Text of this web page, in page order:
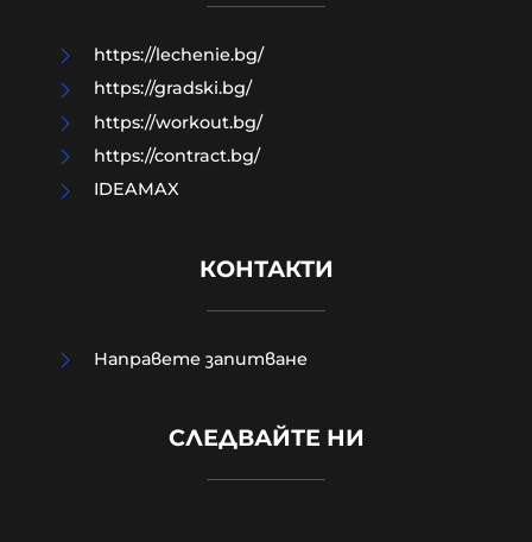
УНИЦЕФ: Израел убива средно по
„примирието“ от октомври 2025
https://lechenie.bg/
https://gradski.bg/
https://workout.bg/
https://contract.bg/
IDEAMAX
КОНТАКТИ
Направете запитване
СЛЕДВАЙТЕ НИ